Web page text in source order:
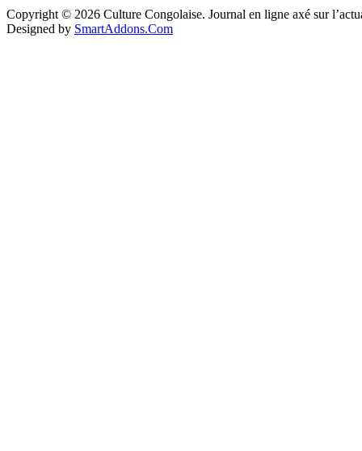
Copyright © 2026 Culture Congolaise. Journal en ligne axé sur
Designed by SmartAddons.Com